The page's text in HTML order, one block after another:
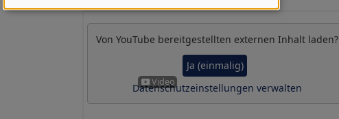
Von YouTube bereitgestellten externen Inhalt laden?
Ja (einmalig)
Datenschutzeinstellungen verwalten
Daten